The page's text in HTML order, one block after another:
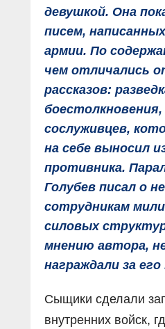
девушкой. Она
писем,
армии. По
чем отличались
рассказов:
боестолкновения,
сослуживцев,
на себе выносил
противника.
Голубев писал о
сотрудникам
силовых
мнению автора,
награждали за его
Сыщики сделали
внутренних войск,